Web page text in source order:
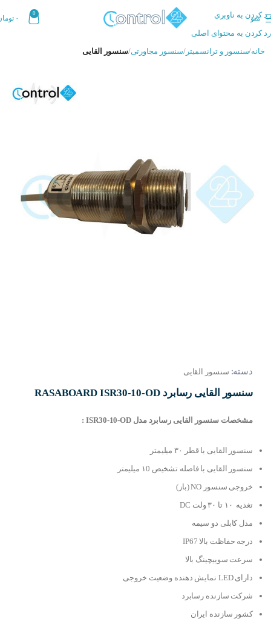
رد کردن به ناوبری
رد کردن به محتوای اصلی
منو
0
۰
خانه سنسور و ترانسمیتر سنسور مجاورتی سنسور القایی
دسته: سنسور القایی
سنسور القایی رسابرد RASABOARD ISR30-10-OD
مشخصات سنسور القایی رسابرد مدل ISR30-10-OD :
سنسور القایی با قطر ۳۰ میلیمتر
سنسور القایی با فاصله تشخیص ۱0 میلیمتر
خروجی سنسور NO (باز)
تغذیه ۱۰ تا ۳۰ ولت DC
مدل کابلی دو سیمه
درجه حفاظت بالا IP67
سرعت سوییچینگ بالا
دارای LED نمایش دهنده وضعیت خروجی
شرکت سازنده رسابرد
کشور سازنده ایران